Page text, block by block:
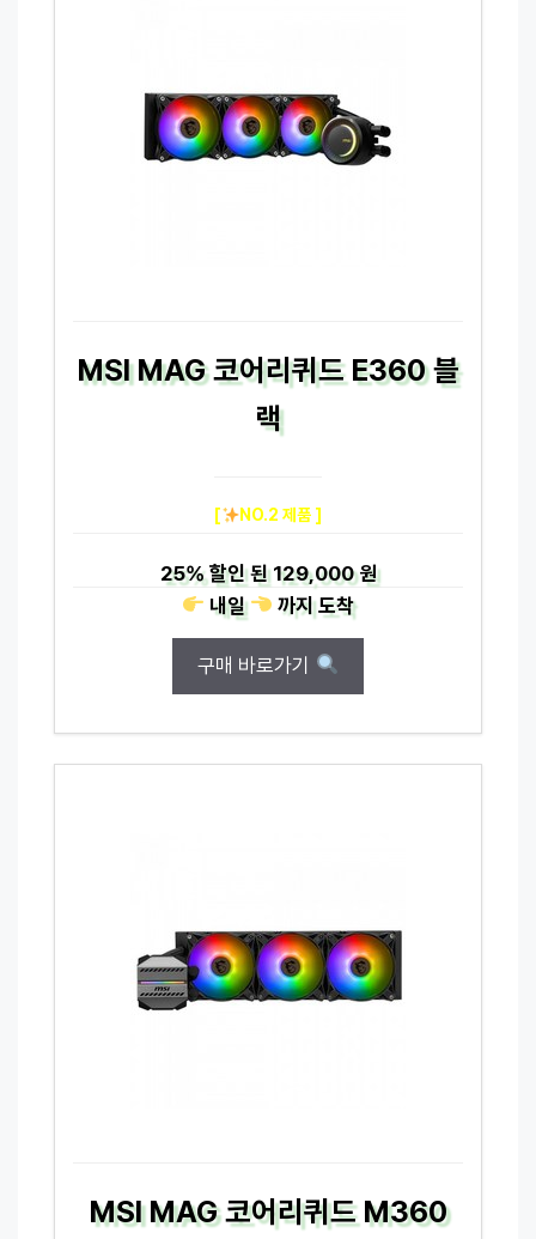
MSI MAG 코어리퀴드 E360 블
랙
[ NO.2 제품 ]
25%할인 된129,000 원
내일
까지도착
구매 바로가기
MSI MAG 코어리퀴드 M360